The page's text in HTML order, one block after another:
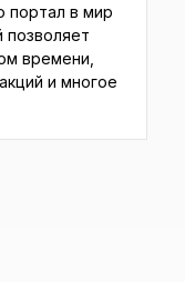
портал в мир
позволяет
времени,
и многое